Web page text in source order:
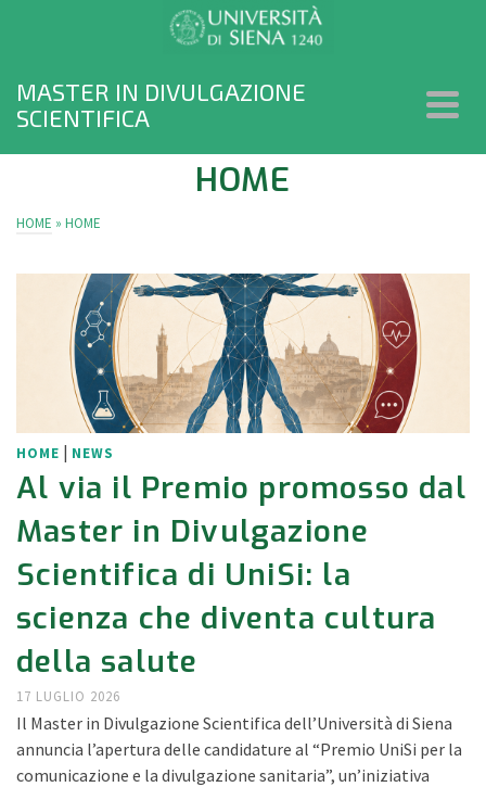
MASTER IN DIVULGAZIONE
SCIENTIFICA
HOME
HOME » HOME
HOME | NEWS
Al via il Premio promosso dal
Master in Divulgazione
Scientifica di UniSi: la
scienza che diventa cultura
della salute
17 LUGLIO 2026
Il Master in Divulgazione Scientifica dell’Università di Siena
annuncia l’apertura delle candidature al “Premio UniSi per la
comunicazione e la divulgazione sanitaria”, un’iniziativa